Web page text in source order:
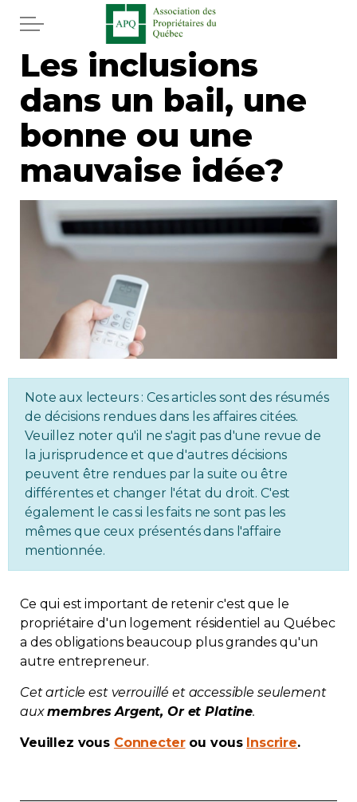
Aller au contenu principal
Accueil
Services
Journal
Juridique
Mot de l'éditeur
Divers
Immobilier
Réglementation
Copropriété
Environnement
Rabais APQ
App APQ
Médias
Contact
Les inclusions
dans un bail, une
bonne ou une
mauvaise idée?
Note aux lecteurs : Ces articles sont des résumés
de décisions rendues dans les affaires citées.
Veuillez noter qu'il ne s'agit pas d'une revue de
la jurisprudence et que d'autres décisions
peuvent être rendues par la suite ou être
différentes et changer l'état du droit. C'est
également le cas si les faits ne sont pas les
mêmes que ceux présentés dans l'affaire
mentionnée.
Ce qui est important de retenir c'est que le
propriétaire d'un logement résidentiel au Québec
a des obligations beaucoup plus grandes qu'un
autre entrepreneur.
Cet article est verrouillé et accessible seulement
auxmembres Argent, Or et Platine.
Veuillez vous Connecterou vous Inscrire.